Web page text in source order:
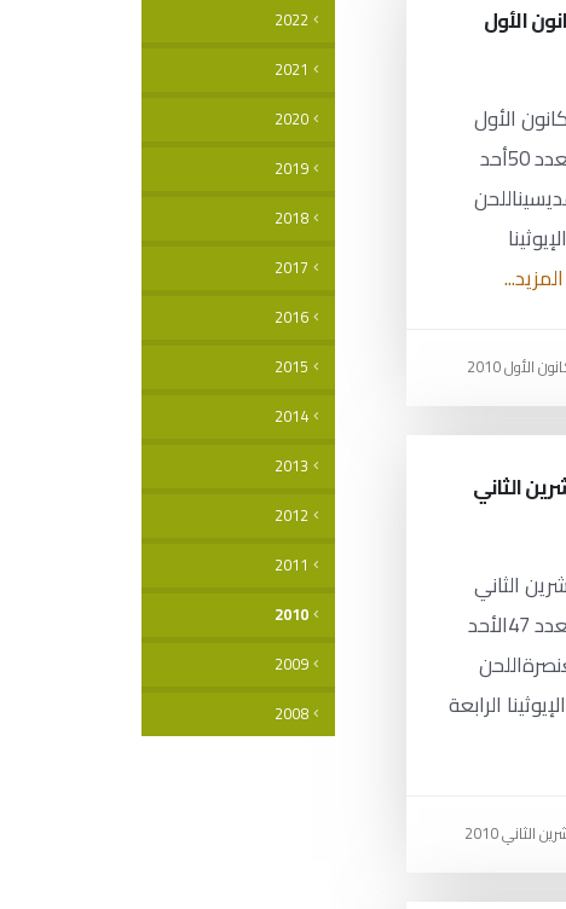
12 كانون الأول
]الأحد 12 كانون الأول
2010 العدد 50أحد
المزيد...
21 تشرين الثاني
21 تشرين الثاني
2010 العدد 47الأحد
الرابعة
2022
2021
2020
2019
2018
2017
2016
2015
2014
2013
2012
2011
2010
2009
2008